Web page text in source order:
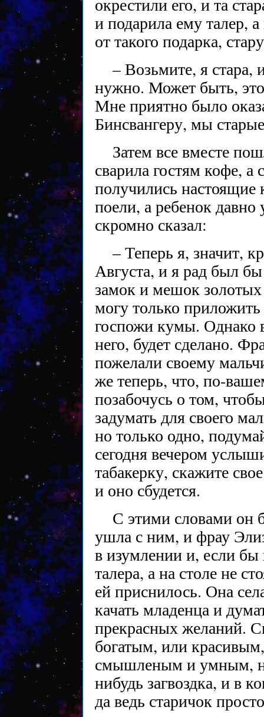
окрестили его, и та
и подарила ему талер, а
от такого подарка,
– Возьмите, я стара,
нужно. Может быть,
Мне приятно было
Бинсвангеру, мы
Затем все вместе
сварила гостям кофе, а
получились
поели, а ребенок давно
скромно сказал:
– Теперь я, значит,
Августа, и я рад был
замок и мешок
могу только
госпожи кумы. Однако
него, будет сделано.
пожелали своему
же теперь, что, по-
позабочусь о том,
задумать для своего
но только одно,
сегодня вечером
табакерку, скажите
и оно сбудется.
С этими словами он
ушла с ним, и фрау
в изумлении и, если
талера, а на столе не
ей приснилось. Она
качать младенца и
прекрасных желаний.
богатым, или
смышленым и умным,
нибудь загвоздка, и в
да ведь старичок